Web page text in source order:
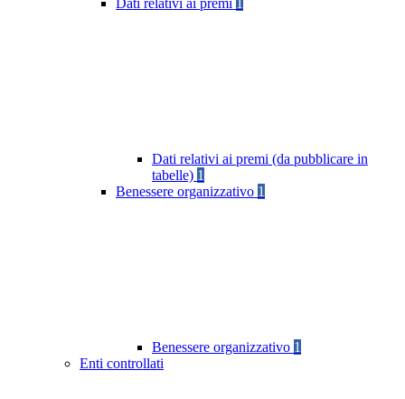
Dati relativi ai premi
Dati relativi ai premi (da pubblicare in
tabelle) 1
Benessere organizzativo 1
Benessere organizzativo 1
Enti controllati